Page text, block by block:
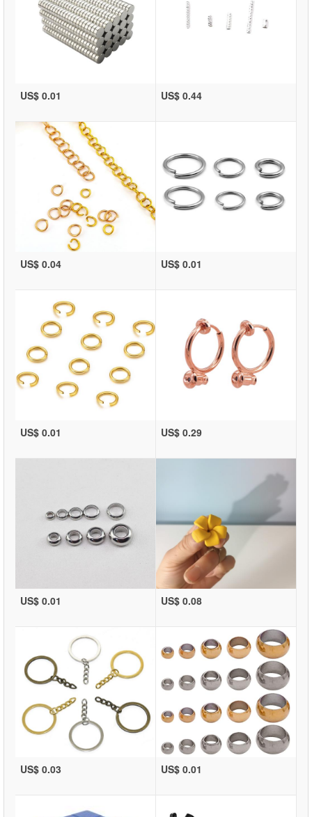
US$ 0.01 US$ 0.44
US$ 0.04 US$ 0.01
US$ 0.01 US$ 0.29
US$ 0.01 US$ 0.08
US$ 0.03 US$ 0.01